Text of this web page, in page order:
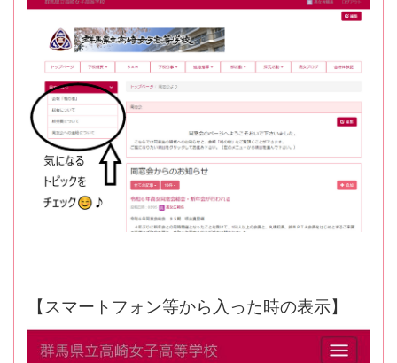
【スマートフォン等から入った時の表示】